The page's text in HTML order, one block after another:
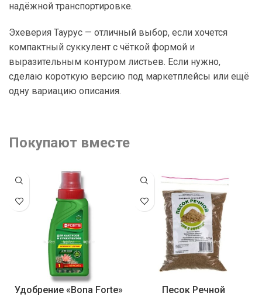
надёжной транспортировке.
Эхеверия Таурус — отличный выбор, если хочется
компактный суккулент с чёткой формой и
выразительным контуром листьев. Если нужно,
сделаю короткую версию под маркетплейсы или ещё
одну вариацию описания.
Покупают вместе
Удобрение «Bona Forte»
Песок Речной